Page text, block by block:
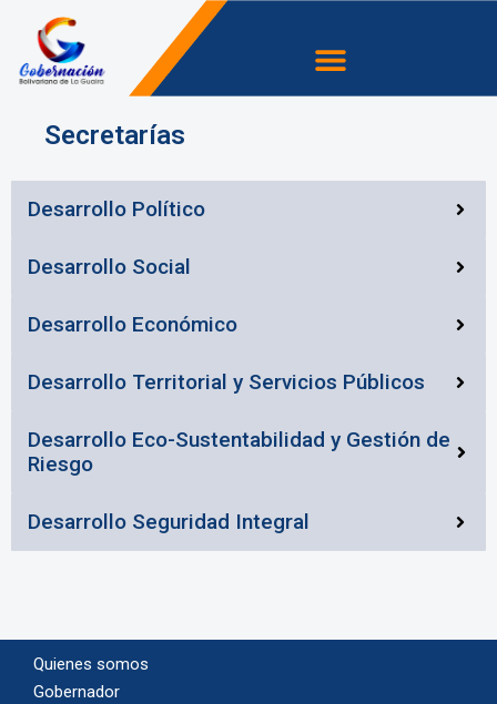
contenido
Menu
Secretarías
Desarrollo Político
Desarrollo Social
Desarrollo Económico
Desarrollo Territorial y Servicios Públicos
Desarrollo Eco-Sustentabilidad y Gestión de
Riesgo
Desarrollo Seguridad Integral
Quienes somos
Gobernador